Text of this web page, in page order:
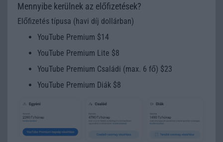
Mennyibe kerülnek az előfizetések?
Előfizetés típusa (havi díj dollárban)
YouTube Premium $14
YouTube Premium Lite $8
YouTube Premium Családi (max. 6 fő) $23
YouTube Premium Diák $8